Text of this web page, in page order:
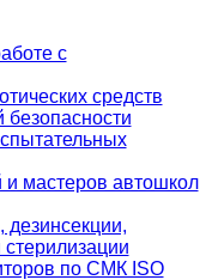
с
средств
безопасности
мастеров автошкол
по СМК ISO